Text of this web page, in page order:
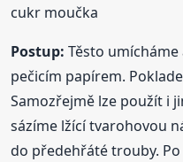
cukr moučka
Postup: Těsto
pečicím papírem.
Samozřejmě lze použít i
sázíme lžící tvarohovou
do předehřáté trouby.